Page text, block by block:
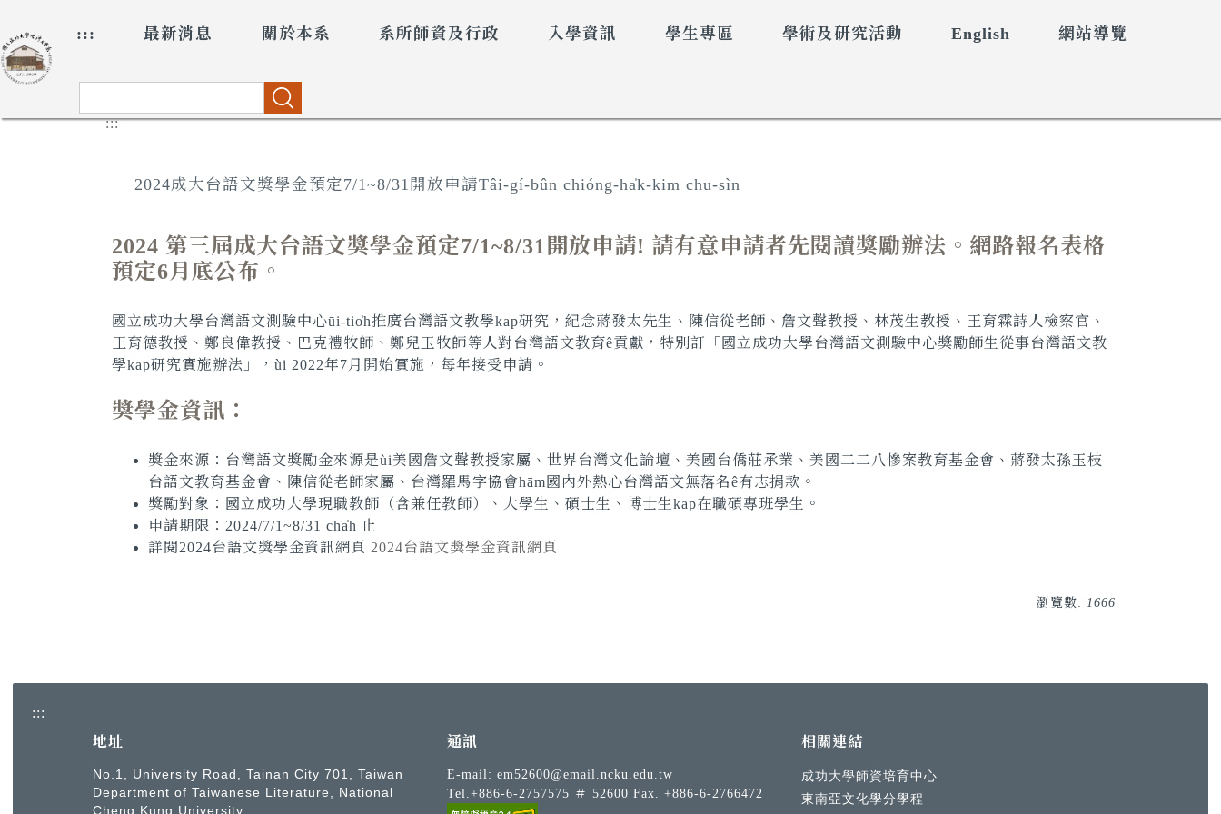
到
主
要
::: 最新消息 關於本系 系所師資及行政 入學資訊 學生專區 學術及研究活動 English 網站導覽
搜尋
:::
2024成大台語文獎學金預定7/1~8/31開放申請Tâi-gí-bûn chióng-ha̍k-kim chu-sìn
2024 第三屆成大台語文獎學金預定7/1~8/31開放申請! 請有意申請者先閱讀獎勵辦法。網路報名表格
預定6月底公布。
國立成功大學台灣語文測驗中心ūi-tio̍h推廣台灣語文教學kap研究，紀念蔣發太先生、陳信從老師、詹文聲教授、林茂生教授、王育霖詩人檢察官、
王育德教授、鄭良偉教授、巴克禮牧師、鄭兒玉牧師等人對台灣語文教育ê貢獻，特別訂「國立成功大學台灣語文測驗中心獎勵師生從事台灣語文教
學kap研究實施辦法」， ùi 2022年7月開始實施，每年接受申請。
獎學金資訊：
獎金來源：台灣語文獎勵金來源是ùi美國詹文聲教授家屬、世界台灣文化論壇、美國台僑莊承業、美國二二八慘案教育基金會、蔣發太孫玉枝
台語文教育基金會、陳信從老師家屬、台灣羅馬字協會hām 國內外熱心台灣語文無落名ê有志捐款。
獎勵對象：國立成功大學現職教師（含兼任教師）、大學生、碩士生、博士生kap在職碩專班學生。
申請期限：2024/7/1~8/31 cha̍h 止
詳閱2024台語文獎學金資訊網頁 2024台語文獎學金資訊網頁
瀏覽數: 1666
:::
地址
No.1, University Road, Tainan City 701, Taiwan
Department of Taiwanese Literature, National
Cheng Kung University
通訊
E-mail: em52600@email.ncku.edu.tw
Tel.+886-6-2757575 ＃ 52600 Fax. +886-6-2766472
相關連結
成功大學師資培育中心
東南亞文化學分學程